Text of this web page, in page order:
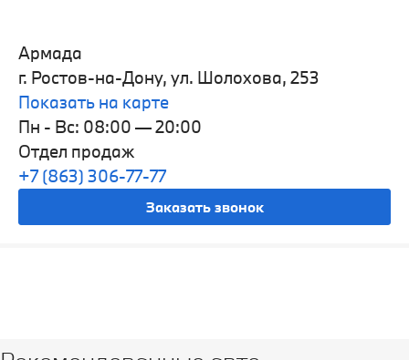
Армада
г. Ростов-на-Дону, ул. Шолохова, 253
Показать на карте
Пн - Вс: 08:00 — 20:00
Отдел продаж
+7 (863) 306-77-77
Заказать звонок